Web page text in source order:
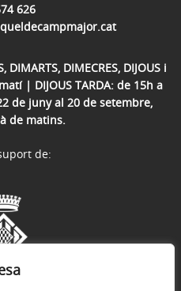
626
DIMECRES, DIJOUS i
| DIJOUS TARDA: de 15h a
de juny al 20 de setembre,
de matins.
de: